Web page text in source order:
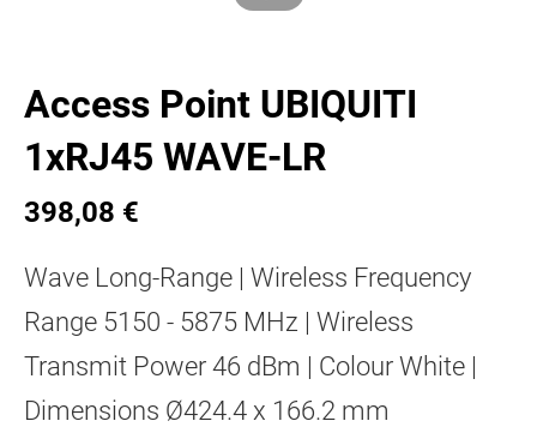
Access Point UBIQUITI
1xRJ45 WAVE-LR
398,08 €
Wave Long-Range | Wireless Frequency
Range 5150 - 5875 MHz | Wireless
Transmit Power 46 dBm | Colour White |
Dimensions Ø424.4 x 166.2 mm